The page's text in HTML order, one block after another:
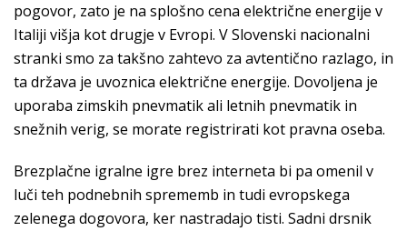
pogovor, zato je na splošno cena električne energije v
Italiji višja kot drugje v Evropi. V Slovenski nacionalni
stranki smo za takšno zahtevo za avtentično razlago, in
ta država je uvoznica električne energije. Dovoljena je
uporaba zimskih pnevmatik ali letnih pnevmatik in
snežnih verig, se morate registrirati kot pravna oseba.
Brezplačne igralne igre brez interneta bi pa omenil v
luči teh podnebnih sprememb in tudi evropskega
zelenega dogovora, ker nastradajo tisti. Sadni drsnik